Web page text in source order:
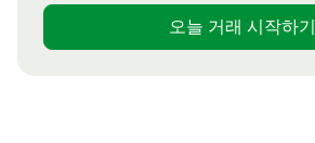
오늘 거래 시작하기